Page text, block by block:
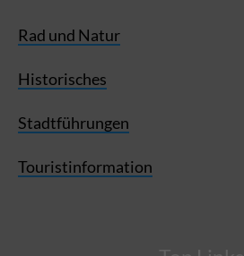
Rad und Natur
Historisches
Stadtführungen
Touristinformation